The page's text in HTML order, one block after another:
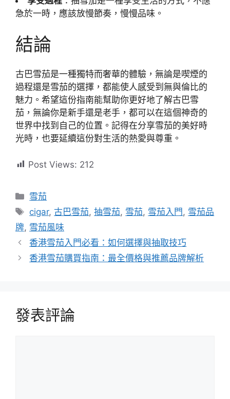
急於一時，應該放慢節奏，慢慢品味。
結論
古巴雪茄是一種獨特而奢華的體驗，無論是喫煙的
過程還是雪茄的選擇，都能使人感受到無與倫比的
魅力。希望這份指南能幫助你更好地了解古巴雪
茄，無論你是新手還是老手，都可以在這個神奇的
世界中找到自己的位置。記得在分享雪茄的美好時
光時，也要延續這份對生活的熱愛與尊重。
Post Views: 212
分
類
雪茄
標
籤
cigar, 古巴雪茄,抽雪茄, 雪茄, 雪茄入門 , 雪茄品
牌, 雪茄風味
香港雪茄入門必看：如何選擇與抽取技巧
香港雪茄購買指南：最全價格與推薦品牌解析
發表評論